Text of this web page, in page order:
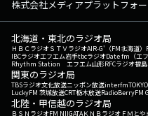
株式会社メディアプラットフォ
北海道・東北のラジオ局
ＨＢＣラジオＳＴＶラジオAIR-G'（FM北海道）
IBCラジオエフエム岩手tbcラジオDate fm（エフ
Rhythm Station エフエム山形RFCラジオ福島
関東のラジオ局
TBSラジオ文化放送ニッポン放送interfm
LuckyFM 茨城放送CRT栃木放送RadioBerryFM
北陸・甲信越のラジオ局
ＢＳＮラジオFM NIIGATAＫＮＢラジオ ＦＭとや